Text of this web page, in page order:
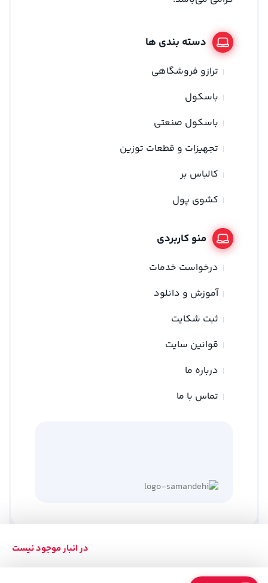
در انبار موجود نیست
دسته بندی ها
ترازو فروشگاهی
باسکول
باسکول صنعتی
تجهیزات و قطعات توزین
کالباس بر
کشوی پول
منو کاربردی
درخواست خدمات
آموزش و دانلود
ثبت شکایت
قوانین سایت
درباره ما
تماس با ما